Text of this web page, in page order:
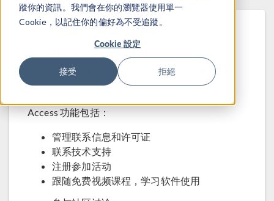
蹤你的資訊。我們會在你的瀏覽器使用單一
Cookie，以記住你的偏好為不受追蹤。
Cookie 設定
接受 拒絕
欢迎使用 COMSOL Access
Access 帐户是 COMSOL 为用户提供的附加服
务。
Access 功能包括：
管理联系信息和许可证
联系技术支持
注册参加活动
跟随免费视频课程，学习软件使用